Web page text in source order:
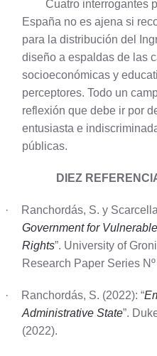
Cuatro interrogantes
España no es ajena si
para la distribución del
diseño a espaldas de las
socioeconómicas y
perceptores. Todo un
reflexión que debe ir por
entusiasta e
públicas.
DIEZ
· Ranchordás, S. y
Government for
Rights”. University of
Research Paper Series
· Ranchordás, S. (2022): “
Administrative State”.
(2022).